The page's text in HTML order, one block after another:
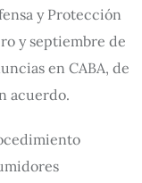
y Protección
y septiembre de
en CABA, de
acuerdo.